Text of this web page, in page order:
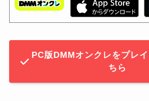
PC版DMMオンクレをプレ
ちら